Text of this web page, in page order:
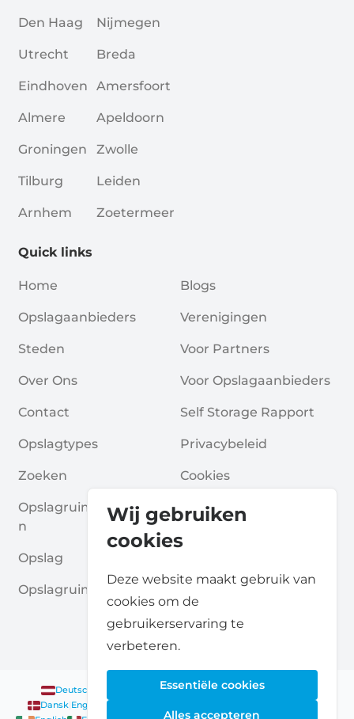
Wij gebruiken
cookies
Deze website maakt gebruik van
cookies om de
gebruikerservaring te
verbeteren.
Essentiële cookies
Alles accepteren
Den Haag
Utrecht
Eindhoven
Almere
Groningen
Tilburg
Arnhem
Nijmegen
Breda
Amersfoort
Apeldoorn
Zwolle
Leiden
Zoetermeer
Quick links
Home
Opslagaanbieders
Steden
Over Ons
Contact
Opslagtypes
Zoeken
Opslagruimte Aanvrage
N
Opslag
Opslagruimte Gidsen
Blogs
Verenigingen
Voor Partners
Voor Opslagaanbieders
Self Storage Rapport
Privacybeleid
Cookies
Algemene Voorwaarde
Deutsch Nederlands|Français|English
Dansk English
English